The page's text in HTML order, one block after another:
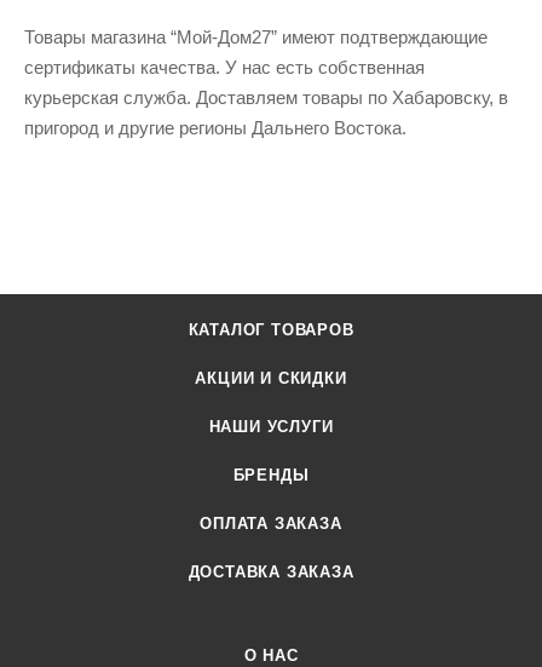
Товары магазина “Мой-Дом27” имеют подтверждающие
сертификаты качества. У нас есть собственная
курьерская служба. Доставляем товары по Хабаровску, в
пригород и другие регионы Дальнего Востока.
КАТАЛОГ ТОВАРОВ
АКЦИИ И СКИДКИ
НАШИ УСЛУГИ
БРЕНДЫ
ОПЛАТА ЗАКАЗА
ДОСТАВКА ЗАКАЗА
О НАС